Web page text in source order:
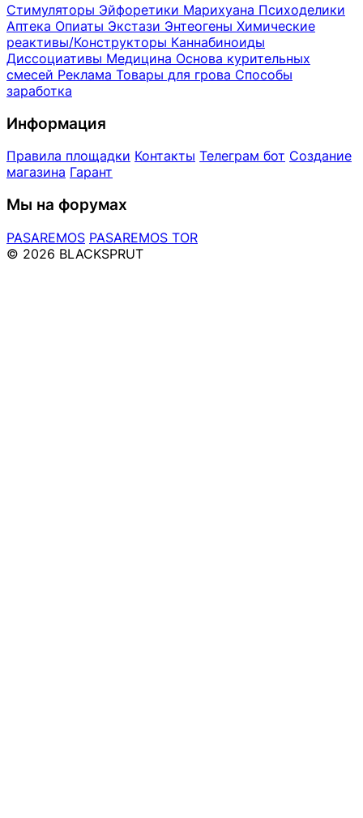
Стимуляторы Эйфоретики Марихуана Психоделики
Аптека Опиаты Экстази Энтеогены Химические
реактивы/Конструкторы Каннабиноиды
Диссоциативы Медицина Основа курительных
смесей Реклама Товары для грова Способы
заработка
Информация
Правила площадки Контакты Телеграм бот Создание
магазина Гарант
Мы на форумах
PASAREMOS PASAREMOS TOR
© 2026 BLACKSPRUT